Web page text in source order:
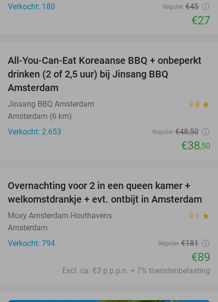
Verkocht: 180
Regulier €45
€27
21%
All-You-Can-Eat Koreaanse BBQ + onbeperkt
drinken (2 of 2,5 uur) bij Jinsang BBQ
Amsterdam
Jinsang BBQ Amsterdam 9.8 star
Amsterdam (6 km)
Verkocht: 2.653
Regulier €48,50
€38,50
51%
Overnachting voor 2 in een queen kamer +
welkomstdrankje + evt. ontbijt in Amsterdam
Moxy Amsterdam Houthavens 9.1 star
Amsterdam
Verkocht: 794
Regulier €181
€89
Excl. ca. €3 p.p.p.n. + 7% toeristenbelasting